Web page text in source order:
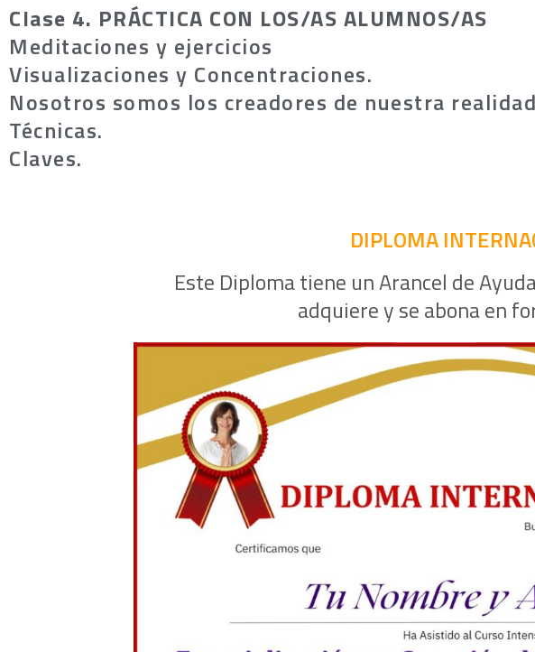
Clase 4. PRÁCTICA CON LOS/AS ALUMNOS/AS
Meditaciones y ejercicios
Visualizaciones y Concentraciones.
Nosotros somos los creadores de nuestra
Técnicas.
Claves.
DIPLOMA
Este Diploma tiene un Arancel de
adquiere y se abona en